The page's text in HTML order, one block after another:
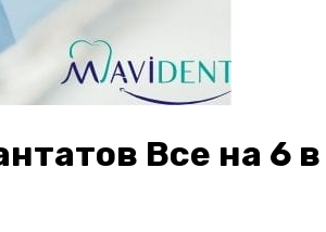
Все на 6 в